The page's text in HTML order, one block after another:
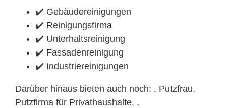
✔️ Gebäudereinigungen
✔️ Reinigungsfirma
✔️ Unterhaltsreinigung
✔️ Fassadenreinigung
✔️ Industriereinigungen
Darüber hinaus bieten auch noch: , Putzfrau,
Putzfirma für Privathaushalte, ,